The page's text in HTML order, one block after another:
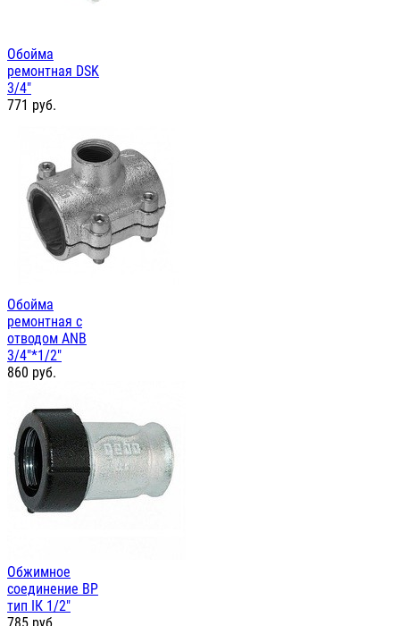
Обойма
ремонтная DSK
3/4"
771 руб.
Обойма
ремонтная с
отводом ANB
3/4"*1/2"
860 руб.
Обжимное
соединение ВР
тип IК 1/2"